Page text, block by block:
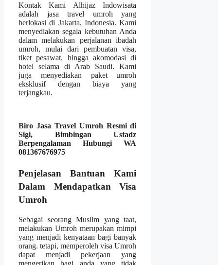
Kontak Kami Alhijaz Indowisata
adalah jasa travel umroh yang
berlokasi di Jakarta, Indonesia. Kami
menyediakan segala kebutuhan Anda
dalam melakukan perjalanan ibadah
umroh, mulai dari pembuatan visa,
tiket pesawat, hingga akomodasi di
hotel selama di Arab Saudi. Kami
juga menyediakan paket umroh
eksklusif dengan biaya yang
terjangkau.
Biro Jasa Travel Umroh Resmi di
Sigi, Bimbingan Ustadz
Berpengalaman Hubungi WA
081367676975
Penjelasan Bantuan Kami
Dalam Mendapatkan Visa
Umroh
Sebagai seorang Muslim yang taat,
melakukan Umroh merupakan mimpi
yang menjadi kenyataan bagi banyak
orang. tetapi, memperoleh visa Umroh
dapat menjadi pekerjaan yang
mengerikan bagi anda yang tidak